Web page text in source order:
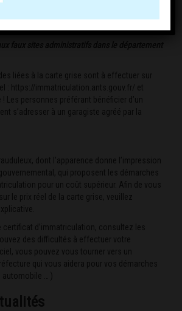
liées à la carte grise sont à effectuer sur
:
https://immatriculation.ants.gouv.fr/
et
! Les personnes préférant bénéficier d’un
s’adresser à un garagiste agréé par la
dont l’apparence donne l’impression
qui proposent les démarches
pour un coût supérieur. Afin de vous
le prix réel de la carte grise, veuillez
certificat d’immatriculation, consultez les
des difficultés à effectuer votre
vous pouvez vous tourner vers un
qui vous aidera pour vos démarches
automobile … )